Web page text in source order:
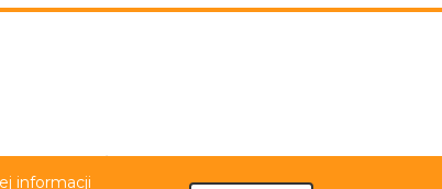
Tekst łatwy do czytania (ETR)
informacji